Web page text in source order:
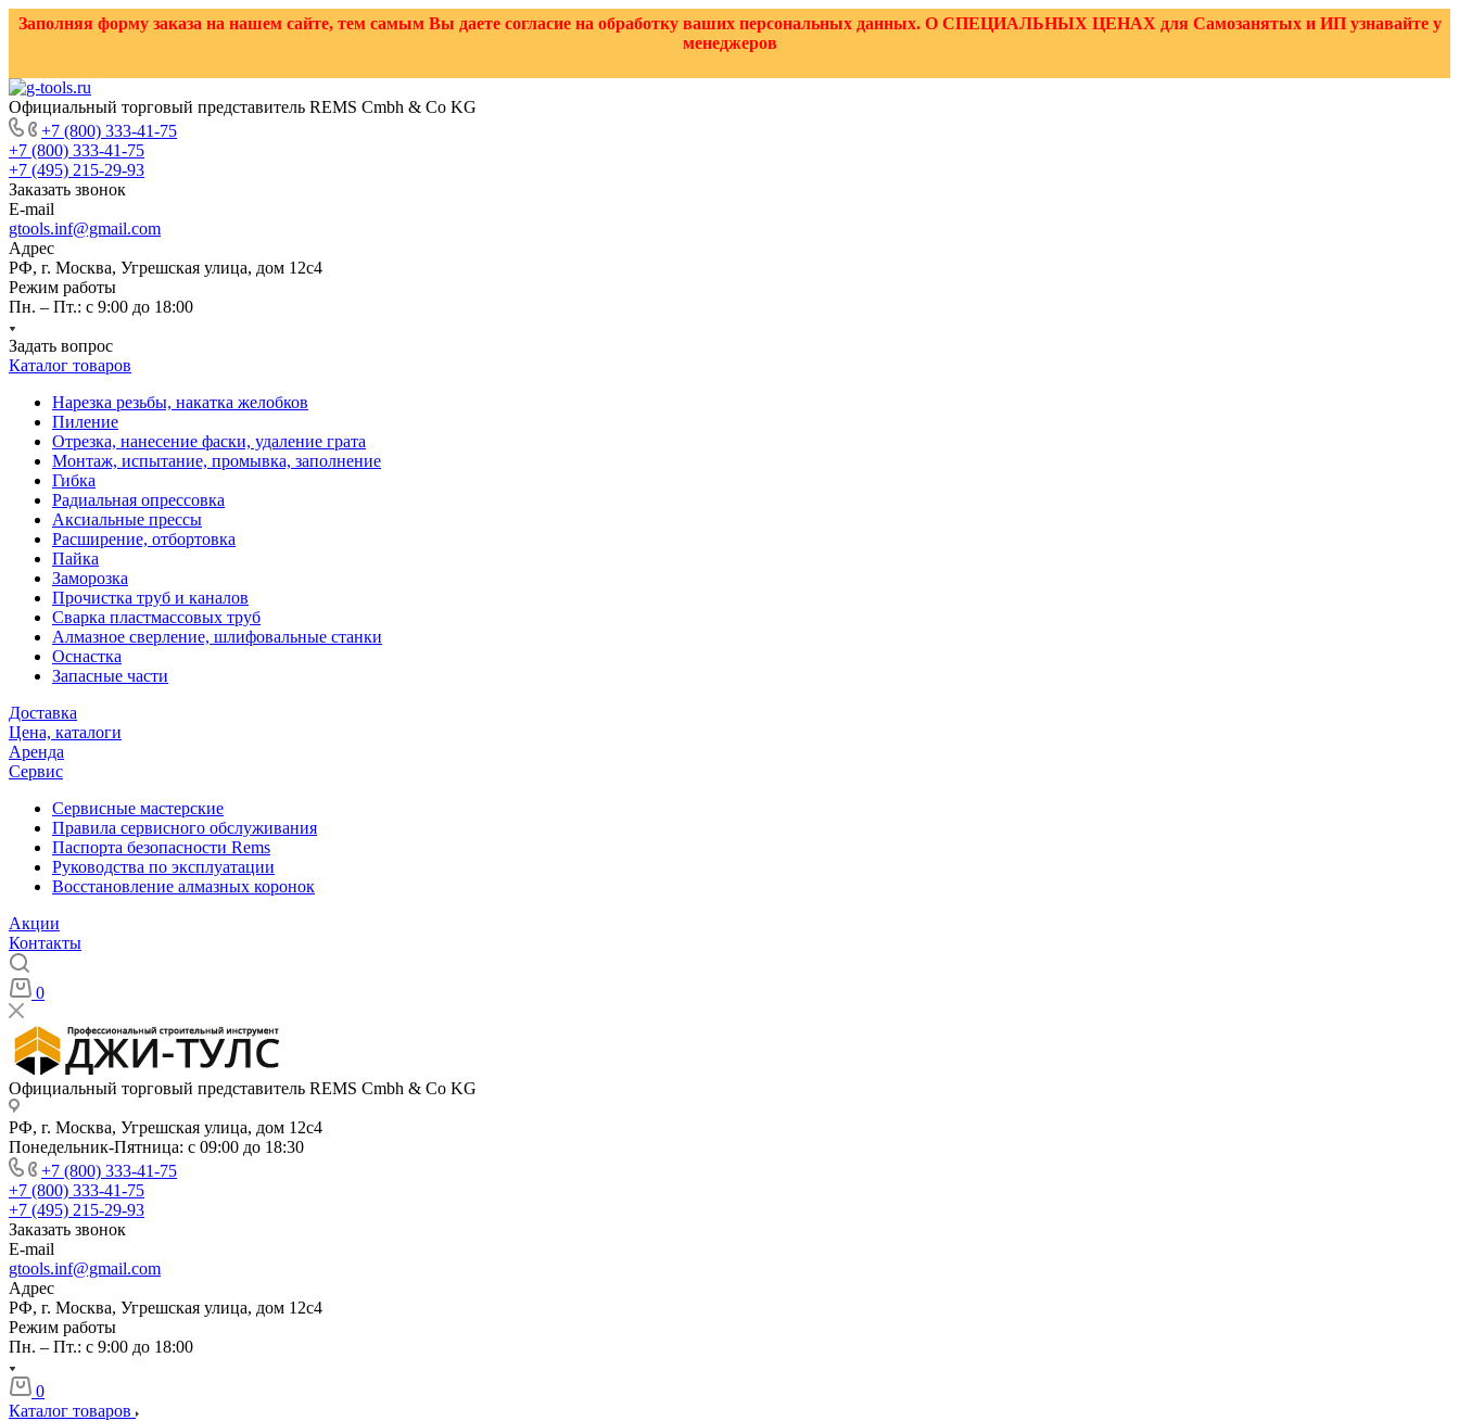
Заполняя форму заказа на нашем сайте, тем самым Вы даете согласие на обработку ваших персональных данных. О СПЕЦИАЛЬНЫХ ЦЕНАХ для Самозанятых и ИП узнавайте у
менеджеров
Официальный торговый представитель REMS Cmbh & Co KG
+7 (800) 333-41-75
+7 (800) 333-41-75
+7 (495) 215-29-93
Заказать звонок
E-mail
gtools.inf@gmail.com
Адрес
РФ, г. Москва, Угрешская улица, дом 12с4
Режим работы
Пн. – Пт.: с 9:00 до 18:00
Задать вопрос
Каталог товаров
Нарезка резьбы, накатка желобков
Пиление
Отрезка, нанесение фаски, удаление грата
Монтаж, испытание, промывка, заполнение
Гибка
Радиальная опрессовка
Аксиальные прессы
Расширение, отбортовка
Пайка
Заморозка
Прочистка труб и каналов
Сварка пластмассовых труб
Алмазное сверление, шлифовальные станки
Оснастка
Запасные части
Доставка
Цена, каталоги
Аренда
Сервис
Сервисные мастерские
Правила сервисного обслуживания
Паспорта безопасности Rems
Руководства по эксплуатации
Восстановление алмазных коронок
Акции
Контакты
0
Официальный торговый представитель REMS Cmbh & Co KG
РФ, г. Москва, Угрешская улица, дом 12с4
Понедельник-Пятница: с 09:00 до 18:30
+7 (800) 333-41-75
+7 (800) 333-41-75
+7 (495) 215-29-93
Заказать звонок
E-mail
gtools.inf@gmail.com
Адрес
РФ, г. Москва, Угрешская улица, дом 12с4
Режим работы
Пн. – Пт.: с 9:00 до 18:00
0
Каталог товаров